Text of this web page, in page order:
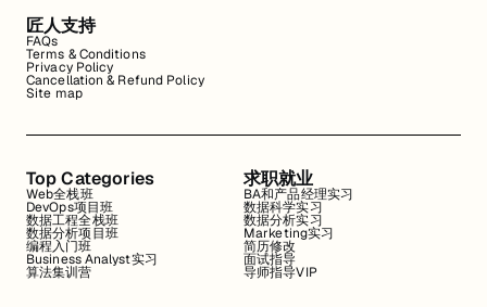
匠人支持
FAQs
Terms & Conditions
Privacy Policy
Cancellation & Refund Policy
Site map
Top Categories
Web全栈班
DevOps项目班
数据工程全栈班
数据分析项目班
编程入门班
Business Analyst实习
算法集训营
求职就业
BA和产品经理实习
数据科学实习
数据分析实习
Marketing实习
简历修改
面试指导
导师指导VIP